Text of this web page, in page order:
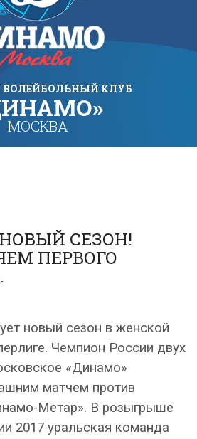
ВОЛЕЙБОЛЬНЫЙ КЛУБ
МОСКВА
СЕЗОН!
ПЕРВОГО
новый сезон в женской
Чемпион России двух
«Динамо»
матчем против
Метар». В розыгрыше
2017 уральская команда